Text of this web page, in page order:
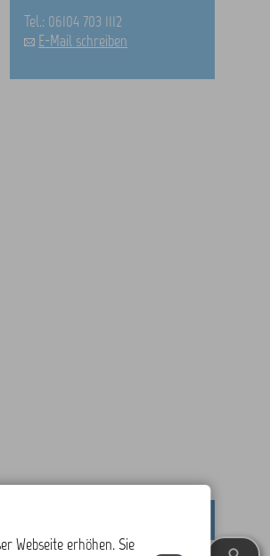
Tel.: 06104 703 1112
E-Mail schreiben
Webseite erhöhen. Sie